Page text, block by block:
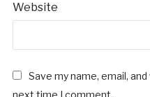
Website
Save my name, email,
next time I comment.